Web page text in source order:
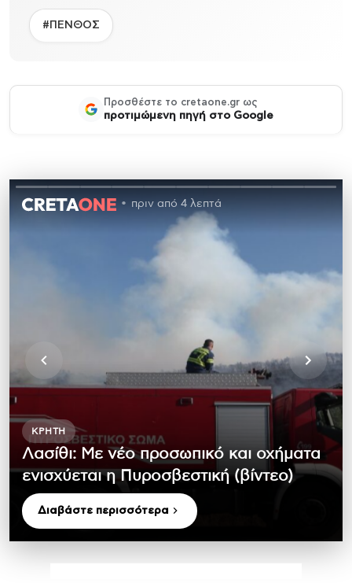
#ΠΕΝΘΟΣ
Προσθέστε το cretaone.gr ως
προτιμώμενη πηγή στο Google
πριν από 4 λεπτά
ΚΡΉΤΗ
Λασίθι: Με νέο προσωπικό και οχήματα
ενισχύεται η Πυροσβεστική (βίντεο)
Διαβάστε περισσότερα